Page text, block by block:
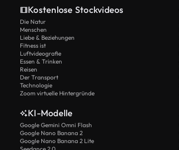
Kostenlose Stockvideos
Die Natur
Menschen
Liebe & Beziehungen
Fitness ist
Luftvideografie
Essen & Trinken
Reisen
Der Transport
Technologie
Zoom virtuelle Hintergründe
KI-Modelle
Google Gemini Omni Flash
Google Nano Banana 2
Google Nano Banana 2 Lite